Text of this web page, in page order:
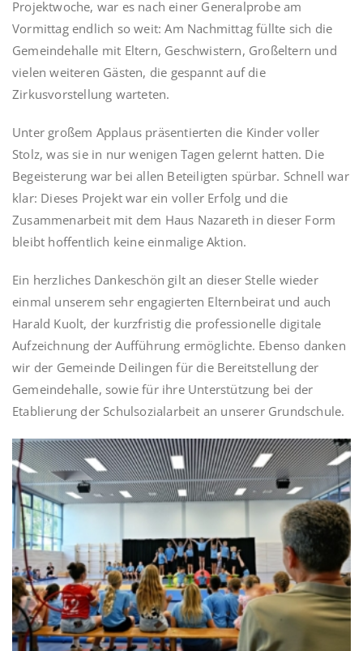
Projektwoche, war es nach einer Generalprobe am
Vormittag endlich so weit: Am Nachmittag füllte sich die
Gemeindehalle mit Eltern, Geschwistern, Großeltern und
vielen weiteren Gästen, die gespannt auf die
Zirkusvorstellung warteten.
Unter großem Applaus präsentierten die Kinder voller
Stolz, was sie in nur wenigen Tagen gelernt hatten. Die
Begeisterung war bei allen Beteiligten spürbar. Schnell war
klar: Dieses Projekt war ein voller Erfolg und die
Zusammenarbeit mit dem Haus Nazareth in dieser Form
bleibt hoffentlich keine einmalige Aktion.
Ein herzliches Dankeschön gilt an dieser Stelle wieder
einmal unserem sehr engagierten Elternbeirat und auch
Harald Kuolt, der kurzfristig die professionelle digitale
Aufzeichnung der Aufführung ermöglichte. Ebenso danken
wir der Gemeinde Deilingen für die Bereitstellung der
Gemeindehalle, sowie für ihre Unterstützung bei der
Etablierung der Schulsozialarbeit an unserer Grundschule.